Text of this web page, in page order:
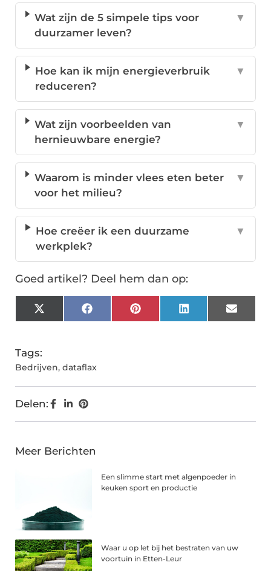
Wat zijn de 5 simpele tips voor
duurzamer leven?
▼
Hoe kan ik mijn energieverbruik
reduceren?
▼
Wat zijn voorbeelden van
hernieuwbare energie?
▼
Waarom is minder vlees eten beter
voor het milieu?
▼
Hoe creëer ik een duurzame
werkplek?
▼
Goed artikel? Deel hem dan op:
X
(Twitter)
FacebookPinterestLinkedInEmail
Tags:
Bedrijven, dataflax
Delen:
Meer Berichten
Een slimme start met algenpoeder in
keuken sport en productie
Waar u op let bij het bestraten van uw
voortuin in Etten-Leur